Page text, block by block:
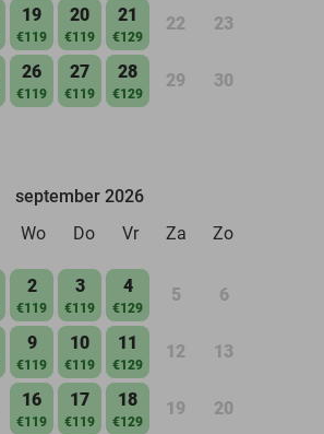
19
€119
20
€119
21
€129
22 23
26
€119
27
€119
28
€129
29 30
september 2026
Wo Do Vr Za Zo
2
€119
3
€119
4
€129
5 6
9
€119
10
€119
11
€129
12 13
16
€119
17
€119
18
€129
19 20